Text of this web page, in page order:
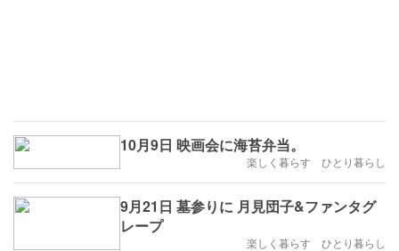
10月9日 映画会に海苔弁当。
楽しく暮らす ひとり暮らし
9月21日 墓参りに 月見団子&ファンタグ
レープ
楽しく暮らす ひとり暮らし